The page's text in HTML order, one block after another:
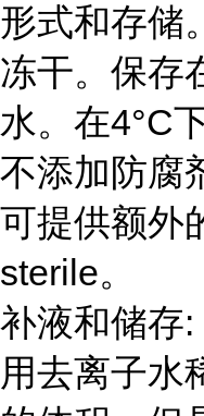
形式和存储。
冻干。保存
水。在4°C
不添加防腐
可提供额外
sterile。
补液和储存:
用去离子水